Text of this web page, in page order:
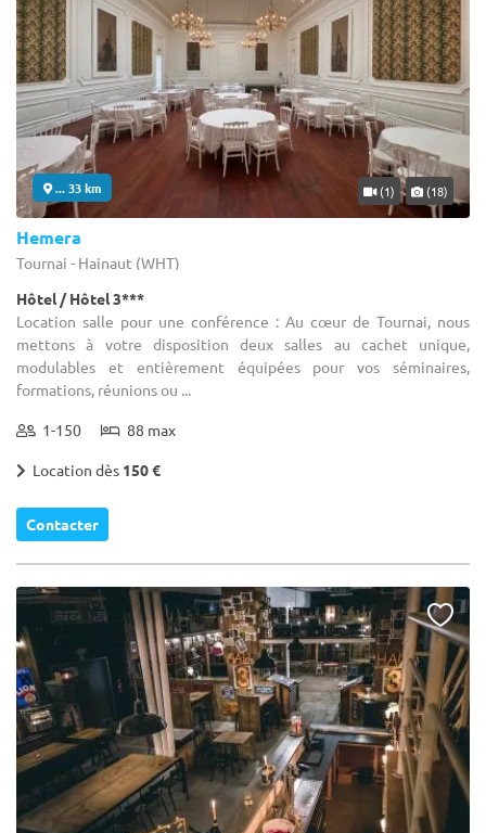
... 33 km (1) (18)
Hemera
Tournai - Hainaut (WHT)
Hôtel / Hôtel 3***
Location salle pour une conférence : Au cœur de Tournai, nous
mettons à votre disposition deux salles au cachet unique,
modulables et entièrement équipées pour vos séminaires,
formations, réunions ou ...
1-150 88 max
Location dès 150 €
Contacter